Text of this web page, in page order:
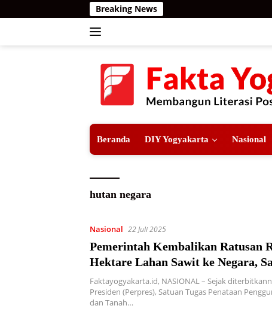
ke
Breaking News
Beranda DIY Yogyakarta Nasional
hutan negara
Nasional 22 Juli 2025
Pemerintah Kembalikan Ratusan
Hektare Lahan Sawit ke Negara,
Terus Bergerak
Faktayogyakarta.id, NASIONAL – Sejak
Presiden (Perpres), Satuan Tugas Penataan
dan Tanah…